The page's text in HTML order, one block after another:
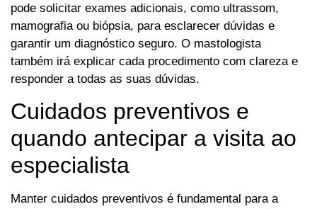
pode solicitar exames adicionais, como ultrassom,
mamografia ou biópsia, para esclarecer dúvidas e
garantir um diagnóstico seguro. O mastologista
também irá explicar cada procedimento com clareza e
responder a todas as suas dúvidas.
Cuidados preventivos e
quando antecipar a visita ao
especialista
Manter cuidados preventivos é fundamental para a